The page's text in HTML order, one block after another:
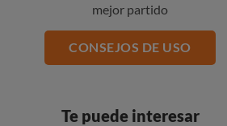
mejor partido
CONSEJOS DE USO
Te puede interesar